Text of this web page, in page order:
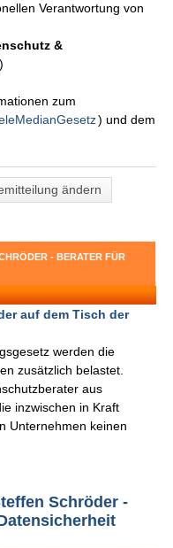
Verantwortung von
&
)
zum
) und dem
ändern
- BERATER FÜR
auf dem Tisch der
werden die
zusätzlich belastet.
aus
inzwischen in Kraft
Unternehmen keinen
Schröder -